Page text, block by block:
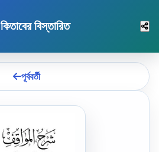
কিতাবের বিস্তারিত
পূর্ববর্তী